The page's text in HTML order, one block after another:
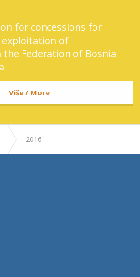
for concessions for
of
the Federation of Bosnia
Više / More
2016